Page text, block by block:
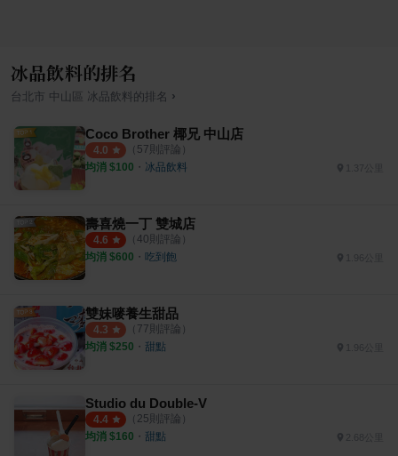
冰品飲料的排名
台北市 中山區 冰品飲料 的排名 ›
Coco Brother 椰兄 中山店
4.0 （ 57則評論）
均消 $100 ・ 冰品飲料
壽喜燒一丁 雙城店
4.6 （ 40則評論）
均消 $600 ・ 吃到飽
雙妹嘜養生甜品
4.3 （ 77則評論）
均消 $250 ・ 甜點
Studio du Double-V
4.4 （ 25則評論）
均消 $160 ・ 甜點